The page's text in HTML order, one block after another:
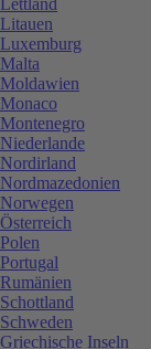
Litauen
Luxemburg
Malta
Moldawien
Monaco
Montenegro
Niederlande
Nordirland
Nordmazedonien
Norwegen
Österreich
Polen
Portugal
Rumänien
Schottland
Schweden
Griechische Inseln